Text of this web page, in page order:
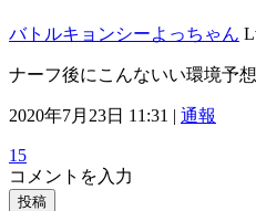
バトルキョンシーよっちゃん
ナーフ後にこんないい環境予
2020年7月23日 11:31 | 通報
15
コメントを入力
投稿